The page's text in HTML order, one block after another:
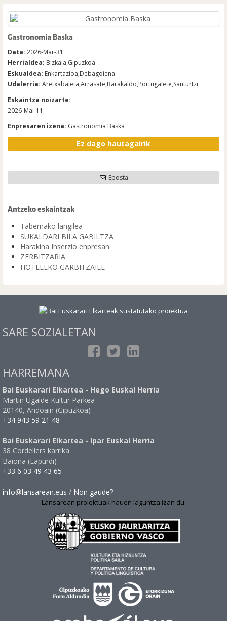
Gastronomia Baska
Data: 2026-Mar-31
Herrialdea: Bizkaia,Gipuzkoa
Eskualdea: Enkartazioa,Debagoiena
Udalerria: Aretxabaleta,Arrasate,Barakaldo,Portugalete,Santurtzi
Eskaintza noizarte:
2026-Mai-11
Enpresaren izena: Gastronomia Baska
Ez dago hautagairik
Eposta
Antzeko eskaintzak
Tabernako langilea
SUKALDARI BILA GABILTZA
Harakina Inserzio enpresan
ZERBITZARIA
HOTELEKO GARBITZAILE
SARE SOZIALETAN
HARREMANA
Bai Euskarari Elkartea - Hego Euskal Herria
Martin Ugalde Kultur Parkea
20140, Andoain (Gipuzkoa)
+34 943 59 21 48
Bai Euskarari Elkartea - Ipar Euskal Herria
38 Cordeliers karrika
Baiona (Lapurdi)
+33 6 03 49 43 65
info@lansarean.eus / Non gaude?
Lansarean proiektuak hauen laguntza izan du: